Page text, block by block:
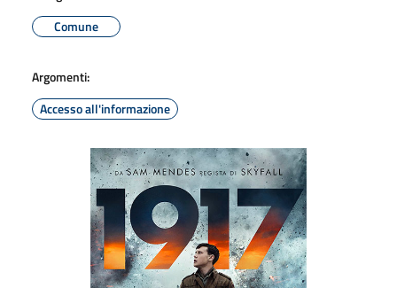
Comune
Argomenti:
Accesso all'informazione